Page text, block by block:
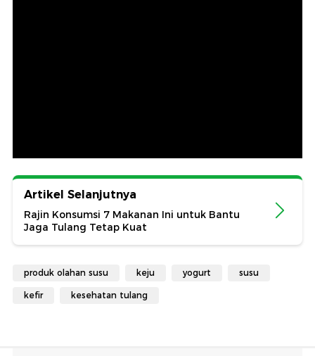
Artikel Selanjutnya
Rajin Konsumsi 7 Makanan Ini untuk Bantu
Jaga Tulang Tetap Kuat
produk olahan susu keju yogurt susu
kefir kesehatan tulang